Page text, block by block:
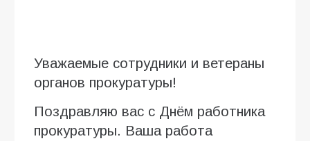
Уважаемые сотрудники и ветераны
органов прокуратуры!
Поздравляю вас с Днём работника
прокуратуры. Ваша работа